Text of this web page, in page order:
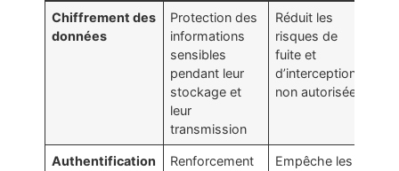
Chiffrement des
données
Protection des
informations
sensibles
pendant leur
stockage et
leur
transmission
Réduit les
risques de
fuite et
d’interception
non autorisée
Authentification
Renforcement
Empêche les